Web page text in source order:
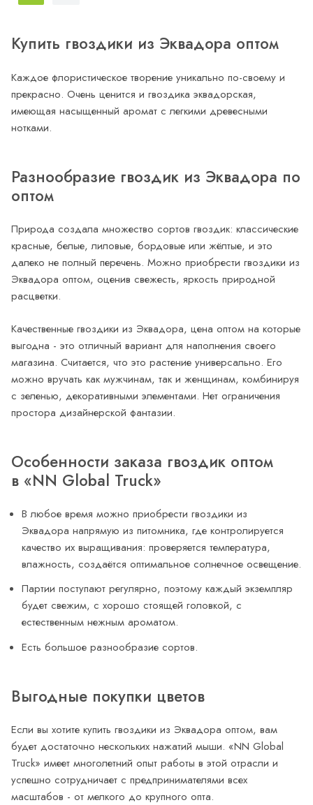
Купить гвоздики из Эквадора оптом
Каждое флористическое творение уникально по-своему и
прекрасно. Очень ценится и гвоздика эквадорская,
имеющая насыщенный аромат с легкими древесными
нотками.
Разнообразие гвоздик из Эквадора по
оптом
Природа создала множество сортов гвоздик: классические
красные, белые, лиловые, бордовые или жёлтые, и это
далеко не полный перечень. Можно приобрести гвоздики из
Эквадора оптом, оценив свежесть, яркость природной
расцветки.
Качественные гвоздики из Эквадора, цена оптом на которые
выгодна - это отличный вариант для наполнения своего
магазина. Считается, что это растение универсально. Его
можно вручать как мужчинам, так и женщинам, комбинируя
с зеленью, декоративными элементами. Нет ограничения
простора дизайнерской фантазии.
Особенности заказа гвоздик оптом
в «NN Global Truck»
В любое время можно приобрести гвоздики из
Эквадора напрямую из питомника, где контролируется
качество их выращивания: проверяется температура,
влажность, создаётся оптимальное солнечное освещение.
Партии поступают регулярно, поэтому каждый экземпляр
будет свежим, с хорошо стоящей головкой, с
естественным нежным ароматом.
Есть большое разнообразие сортов.
Выгодные покупки цветов
Если вы хотите купить гвоздики из Эквадора оптом, вам
будет достаточно нескольких нажатий мыши. «NN Global
Truck» имеет многолетний опыт работы в этой отрасли и
успешно сотрудничает с предпринимателями всех
масштабов - от мелкого до крупного опта.